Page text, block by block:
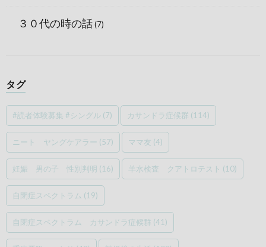
３０代の時の話(7)
タグ
#読者体験募集 #シングル (7) カサンドラ症候群 (114)
ニート ヤングケアラー (57) ママ友 (4)
妊娠 男の子 性別判明 (16) 羊水検査 クアトロテスト (10)
自閉症スペクトラム (19)
自閉症スペクトラム カサンドラ症候群 (41)